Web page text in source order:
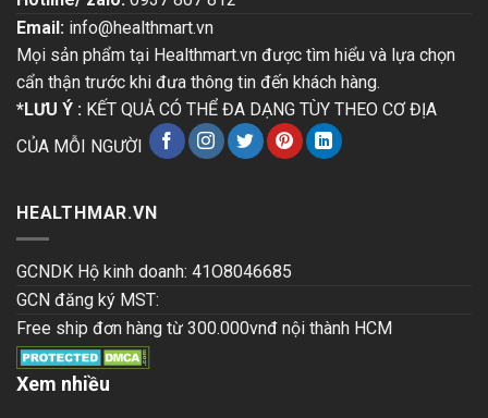
Email: info@healthmart.vn
Mọi sản phẩm tại Healthmart.vn được tìm hiểu và lựa chọn
cẩn thận trước khi đưa thông tin đến khách hàng.
*LƯU Ý : KẾT QUẢ CÓ THỂ ĐA DẠNG TÙY THEO CƠ ĐỊA
CỦA MỖI NGƯỜI
HEALTHMAR.VN
GCNDK Hộ kinh doanh: 41O8046685
GCN đăng ký MST:
Free ship đơn hàng từ 300.000vnđ nội thành HCM
Xem nhiều